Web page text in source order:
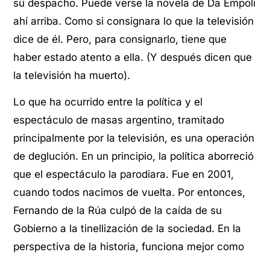
su despacho. Puede verse la novela de Da Empoli
ahí arriba. Como si consignara lo que la televisión
dice de él. Pero, para consignarlo, tiene que
haber estado atento a ella. (Y después dicen que
la televisión ha muerto).
Lo que ha ocurrido entre la política y el
espectáculo de masas argentino, tramitado
principalmente por la televisión, es una operación
de deglución. En un principio, la política aborreció
que el espectáculo la parodiara. Fue en 2001,
cuando todos nacimos de vuelta. Por entonces,
Fernando de la Rúa culpó de la caída de su
Gobierno a la tinellización de la sociedad. En la
perspectiva de la historia, funciona mejor como